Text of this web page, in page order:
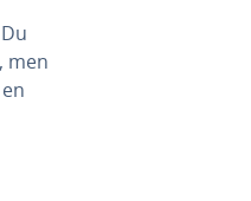
men